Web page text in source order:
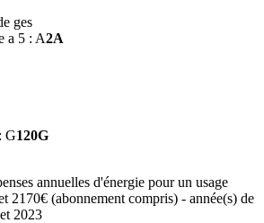
ges
a 5 : A2A
G120G
annuelles d'énergie pour un usage
2170€ (abonnement compris) - année(s) de
2023